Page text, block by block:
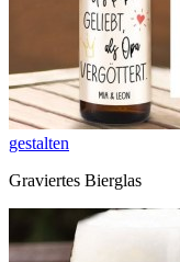
gestalten
Graviertes Bierglas